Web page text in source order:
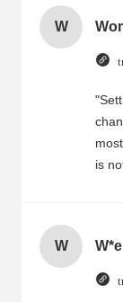
W
is
W W*e